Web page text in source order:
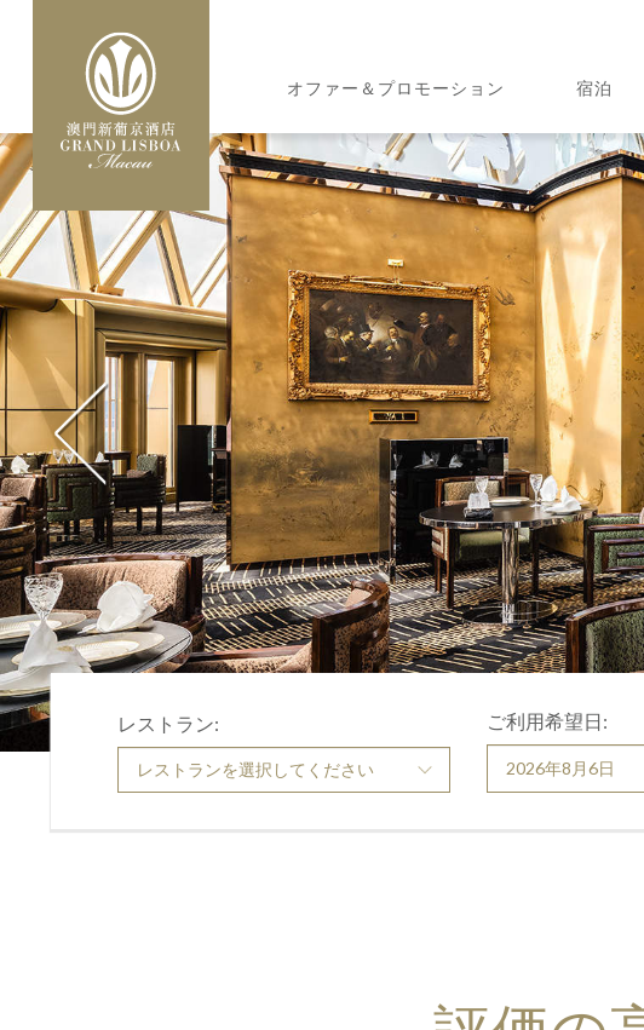
ン
テ
ン
ツ
に
移
動
NAVIGATION
オファー＆プロモーション 宿泊
レストラン: ご利用希望日: